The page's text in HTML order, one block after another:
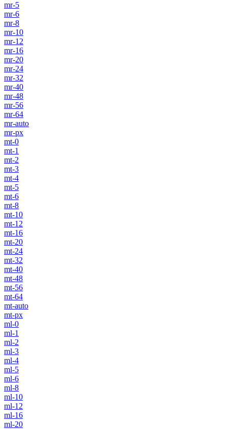
mr-5
mr-6
mr-8
mr-10
mr-12
mr-16
mr-20
mr-24
mr-32
mr-40
mr-48
mr-56
mr-64
mr-auto
mr-px
mt-0
mt-1
mt-2
mt-3
mt-4
mt-5
mt-6
mt-8
mt-10
mt-12
mt-16
mt-20
mt-24
mt-32
mt-40
mt-48
mt-56
mt-64
mt-auto
mt-px
ml-0
ml-1
ml-2
ml-3
ml-4
ml-5
ml-6
ml-8
ml-10
ml-12
ml-16
ml-20